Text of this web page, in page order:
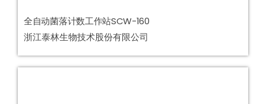
全自动菌落计数工作站SCW-160
浙江泰林生物技术股份有限公司